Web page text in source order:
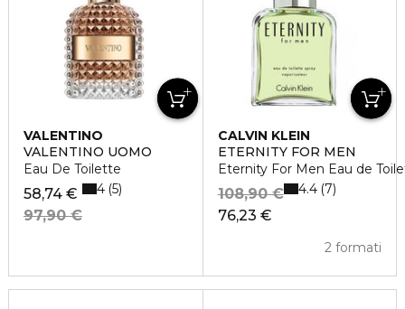
VALENTINO
VALENTINO UOMO
Eau De Toilette
58,74 €
97,90 €
4 5
CALVIN KLEIN
ETERNITY FOR MEN
Eternity For Men Eau de
76,23 €
108,90 €
2 formati
4.4 7